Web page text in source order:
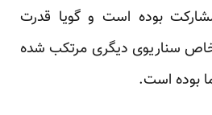
بوده است و گویا قدرت
سناریوی دیگری مرتکب شده
بوده است.